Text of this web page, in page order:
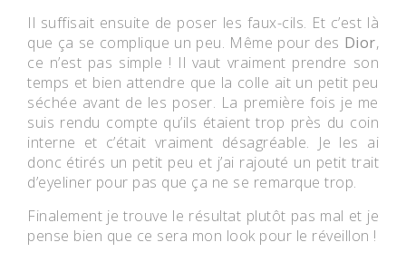
Il suffisait ensuite de poser les faux-cils. Et c’est là
que ça se complique un peu. Même pour des Dior,
ce n’est pas simple ! Il vaut vraiment prendre son
temps et bien attendre que la colle ait un petit peu
séchée avant de les poser. La première fois je me
suis rendu compte qu’ils étaient trop près du coin
interne et c’était vraiment désagréable. Je les ai
donc étirés un petit peu et j’ai rajouté un petit trait
d’eyeliner pour pas que ça ne se remarque trop.
Finalement je trouve le résultat plutôt pas mal et je
pense bien que ce sera mon look pour le réveillon !